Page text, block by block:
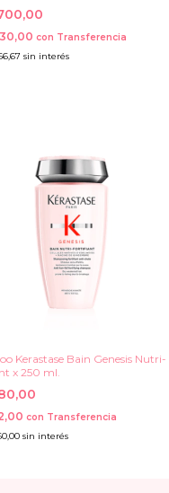
con Transferencia
sin interés
Kerastase Bain Genesis Nutri-
x 250 ml.
con Transferencia
sin interés